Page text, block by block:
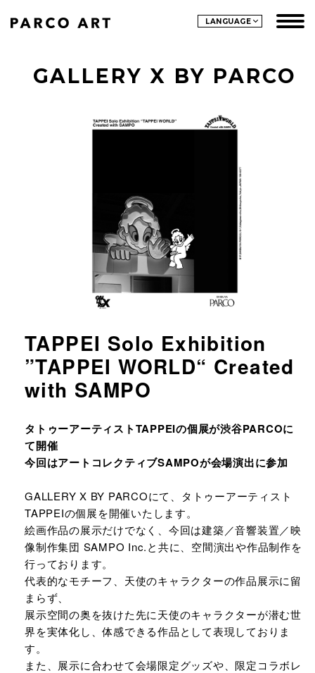
LANGUAGE
GALLERY X BY PARCO
TAPPEI Solo Exhibition
”TAPPEI WORLD“ Created
with SAMPO
URLをコピーする
タトゥーアーティストTAPPEIの個展が渋谷PARCOに
て開催
今回はアートコレクティブSAMPOが会場演出に参加
GALLERY X BY PARCOにて、タトゥーアーティスト
TAPPEIの個展を開催いたします。
絵画作品の展示だけでなく、今回は建築／音響装置／映
像制作集団 SAMPO Inc.と共に、空間演出や作品制作を
行っております。
代表的なモチーフ、天使のキャラクターの作品展示に留
まらず、
展示空間の奥を抜けた先に天使のキャラクターが潜む世
界を実体化し、体感できる作品として表現しておりま
す。
また、展示に合わせて会場限定グッズや、限定コラボレ